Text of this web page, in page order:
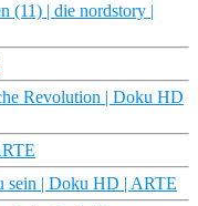
(11) | die nordstory |
Revolution | Doku HD
sein | Doku HD | ARTE